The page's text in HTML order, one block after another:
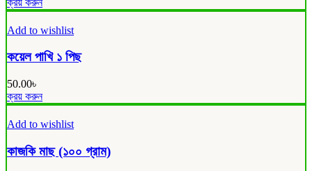
be
on
product
product
has
multiple
variants.
The
be
on
product
Add to wishlist
কয়েল পাখি ১ পিছ
50.00৳
ক্রয় করুন
Add to wishlist
কাজকি মাছ (১০০ গ্রাম)